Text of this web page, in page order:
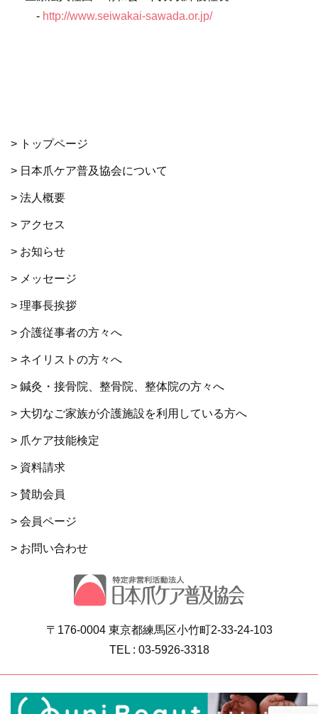
- http://www.seiwakai-sawada.or.jp/
> トップページ
> 日本爪ケア普及協会について
> 法人概要
> アクセス
> お知らせ
> メッセージ
> 理事長挨拶
> 介護従事者の方々へ
> ネイリストの方々へ
> 鍼灸・接骨院、整骨院、整体院の方々へ
> 大切なご家族が介護施設を利用している方へ
> 爪ケア技能検定
> 資料請求
> 賛助会員
> 会員ページ
> お問い合わせ
〒176-0004 東京都練馬区小竹町2-33-24-103
TEL : 03-5926-3318